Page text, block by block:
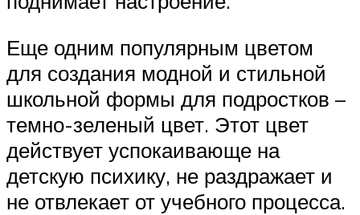
Еще одним популярным цветом
для создания модной и стильной
школьной формы для подростков –
темно-зеленый цвет. Этот цвет
действует успокаивающе на
детскую психику, не раздражает и
не отвлекает от учебного процесса.